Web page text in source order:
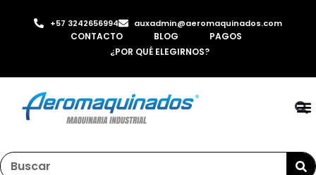
+57 3242656994 auxadmin@aeromaquinados.com
CONTACTO BLOG
PAGOS
¿POR QUÉ ELEGIRNOS?